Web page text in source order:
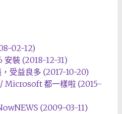
02-12)
安裝 (2018-12-31)
受益良多 (2017-10-20)
Microsoft 都一樣啦 (2015-
(2009-03-11)